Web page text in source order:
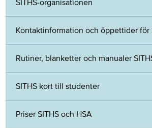
SITHS-organisationen
Kontaktinformation och öppettider för
Rutiner, blanketter och manualer
SITHS kort till studenter
Priser SITHS och HSA